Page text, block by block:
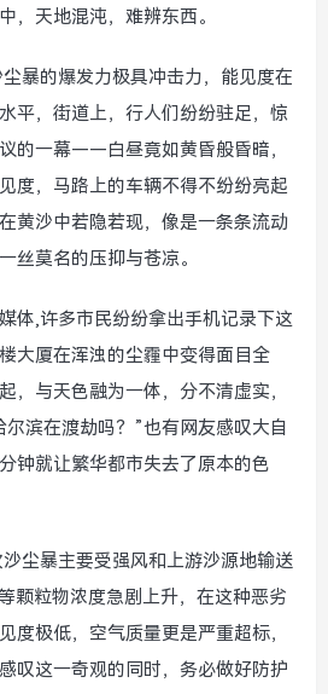
，天地混沌，难辨东西。
暴的爆发力极具冲击力，能见度在
平，街道上，行人们纷纷驻足，惊
的一幕——白昼竟如黄昏般昏暗，
度，马路上的车辆不得不纷纷亮起
黄沙中若隐若现，像是一条条流动
丝莫名的压抑与苍凉。
体,许多市民纷纷拿出手机记录下这
大厦在浑浊的尘霾中变得面目全
，与天色融为一体，分不清虚实，
滨在渡劫吗？”也有网友感叹大自
钟就让繁华都市失去了原本的色
尘暴主要受强风和上游沙源地输送
颗粒物浓度急剧上升，在这种恶劣
度极低，空气质量更是严重超标，
叹这一奇观的同时，务必做好防护